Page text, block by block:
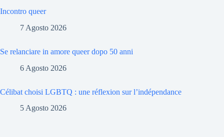
Incontro queer
7 Agosto 2026
Se relanciare in amore queer dopo 50 anni
6 Agosto 2026
Célibat choisi LGBTQ : une réflexion sur l’indépendance
5 Agosto 2026